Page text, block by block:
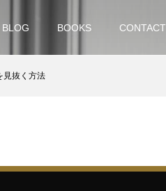
BLOG BOOKS CONTACT
見抜く方法